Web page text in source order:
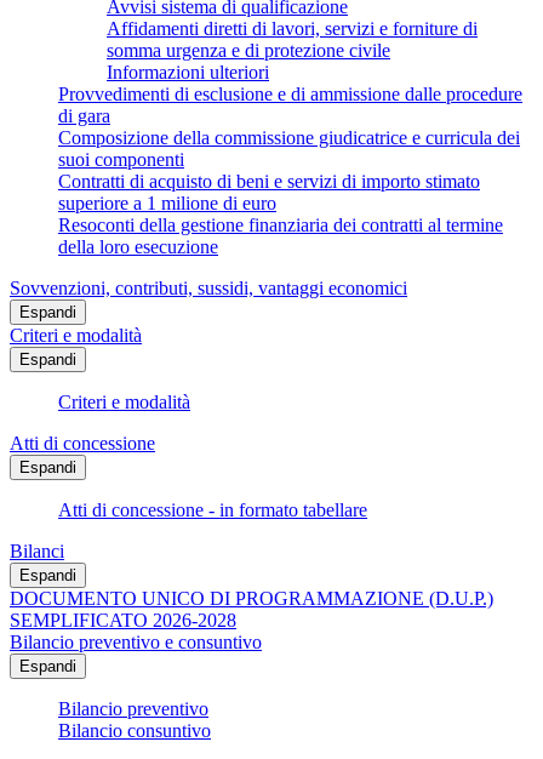
Avvisi sistema di qualificazione
Affidamenti diretti di lavori, servizi e forniture di
somma urgenza e di protezione civile
Informazioni ulteriori
Provvedimenti di esclusione e di ammissione dalle procedure
di gara
Composizione della commissione giudicatrice e curricula dei
suoi componenti
Contratti di acquisto di beni e servizi di importo stimato
superiore a 1 milione di euro
Resoconti della gestione finanziaria dei contratti al termine
della loro esecuzione
Sovvenzioni, contributi, sussidi, vantaggi economici
Espandi
Criteri e modalità
Espandi
Criteri e modalità
Atti di concessione
Espandi
Atti di concessione - in formato tabellare
Bilanci
Espandi
DOCUMENTO UNICO DI PROGRAMMAZIONE (D.U.P.)
SEMPLIFICATO 2026-2028
Bilancio preventivo e consuntivo
Espandi
Bilancio preventivo
Bilancio consuntivo